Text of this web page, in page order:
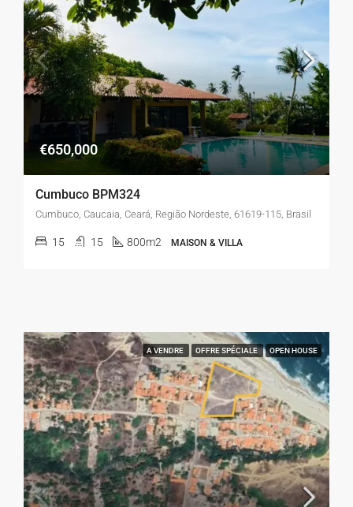
€650,000
Cumbuco BPM324
Cumbuco, Caucaia, Ceará, Região Nordeste, 61619-115, Brasil
15 15 800m2 MAISON & VILLA
A VENDRE OFFRE SPÉCIALE OPEN HOUSE